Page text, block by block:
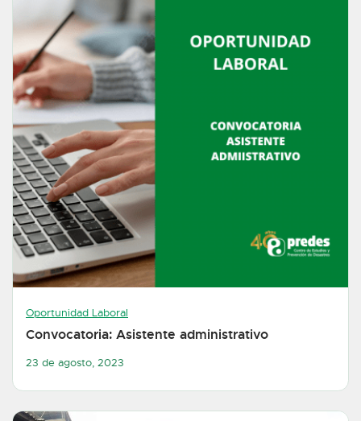
Oportunidad Laboral
Convocatoria: Asistente administrativo
23 de agosto, 2023